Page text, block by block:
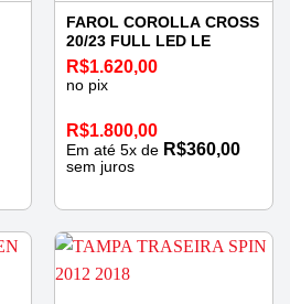
FAROL COROLLA CROSS
20/23 FULL LED LE
R$1.620,00
no pix
R$1.800,00
Em até 5x de R$360,00
sem juros